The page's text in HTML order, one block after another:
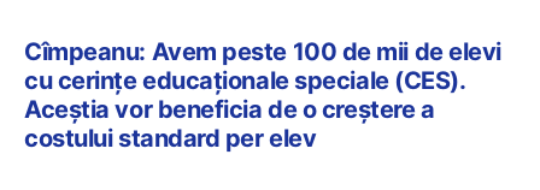
Cîmpeanu: Avem peste 100 de mii de elevi
cu cerințe educaționale speciale (CES).
Aceștia vor beneficia de o creștere a
costului standard per elev